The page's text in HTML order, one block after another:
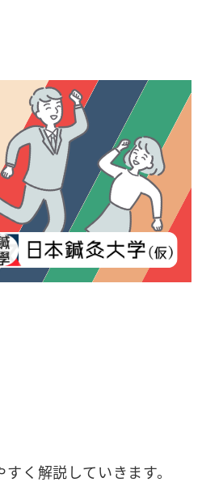
く解説していきます。